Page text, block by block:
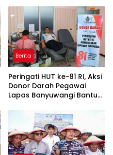
Daerah
Berita
Peringati HUT ke-81 RI, Aksi
Donor Darah Pegawai
Lapas Banyuwangi Bantu